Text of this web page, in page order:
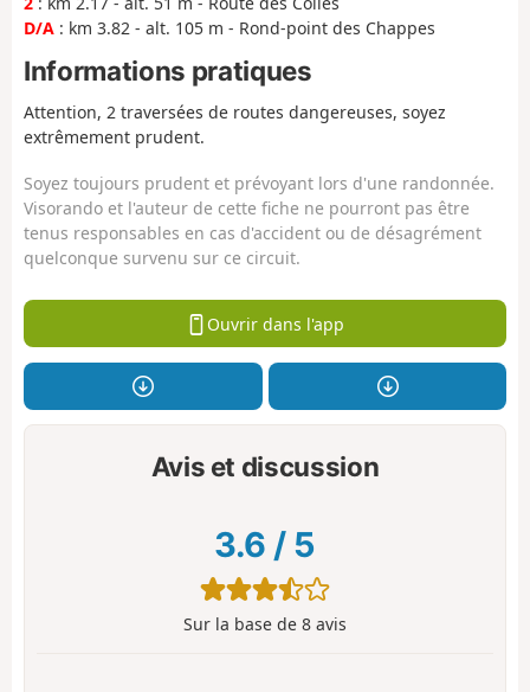
D/A : km 3.82 - alt. 105 m - Rond-point des Chappes
Informations pratiques
Attention, 2 traversées de routes dangereuses, soyez
extrêmement prudent.
Soyez toujours prudent et prévoyant lors d'une randonnée.
Visorando et l'auteur de cette fiche ne pourront pas être
tenus responsables en cas d'accident ou de désagrément
quelconque survenu sur ce circuit.
Ouvrir dans l'app
Avis et discussion
3.6 / 5
Sur la base de 8 avis